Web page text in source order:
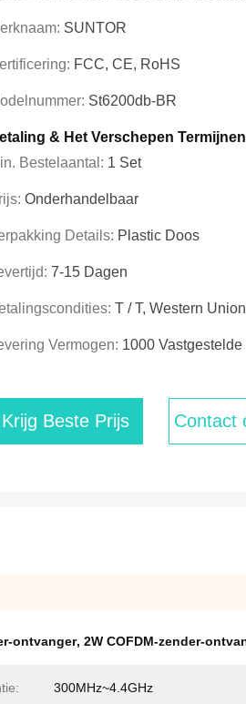
SUNTOR
FCC, CE, RoHS
St6200db-BR
& Het Verschepen Termijnen
Bestelaantal: 1 Set
Onderhandelbaar
Details: Plastic Doos
7-15 Dagen
T / T, Western
Vermogen: 1000 Vastgestelde
Krijg Beste Prijs Contact
ontvanger, 2W COFDM-zender-
300MHz~4.4GHz